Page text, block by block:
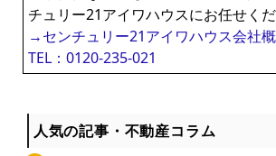
チュリー21アイワハウスにお任せくだ
→センチュリー21アイワハウス会社
TEL：0120-235-021
人気の記事・不動産コラム